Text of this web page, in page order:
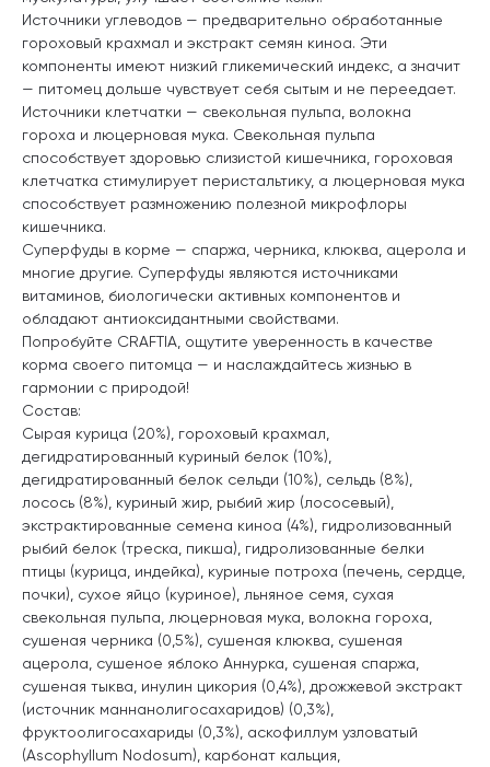
Источники углеводов — предварительно обработанные
гороховый крахмал и экстракт семян киноа. Эти
компоненты имеют низкий гликемический индекс, а значит
— питомец дольше чувствует себя сытым и не переедает.
Источники клетчатки — свекольная пульпа, волокна
гороха и люцерновая мука. Свекольная пульпа
способствует здоровью слизистой кишечника, гороховая
клетчатка стимулирует перистальтику, а люцерновая мука
способствует размножению полезной микрофлоры
кишечника.
Суперфуды в корме — спаржа, черника, клюква, ацерола и
многие другие. Суперфуды являются источниками
витаминов, биологически активных компонентов и
обладают антиоксидантными свойствами.
Попробуйте CRAFTIA, ощутите уверенность в качестве
корма своего питомца — и наслаждайтесь жизнью в
гармонии с природой!
Состав:
Сырая курица (20%), гороховый крахмал,
дегидратированный куриный белок (10%),
дегидратированный белок сельди (10%), сельдь (8%),
лосось (8%), куриный жир, рыбий жир (лососевый),
экстрактированные семена киноа (4%), гидролизованный
рыбий белок (треска, пикша), гидролизованные белки
птицы (курица, индейка), куриные потроха (печень, сердце,
почки), сухое яйцо (куриное), льняное семя, сухая
свекольная пульпа, люцерновая мука, волокна гороха,
сушеная черника (0,5%), сушеная клюква, сушеная
ацерола, сушеное яблоко Аннурка, сушеная спаржа,
сушеная тыква, инулин цикория (0,4%), дрожжевой экстракт
(источник маннанолигосахаридов) (0,3%),
фруктоолигосахариды (0,3%), аскофиллум узловатый
(Ascophyllum Nodosum), карбонат кальция,